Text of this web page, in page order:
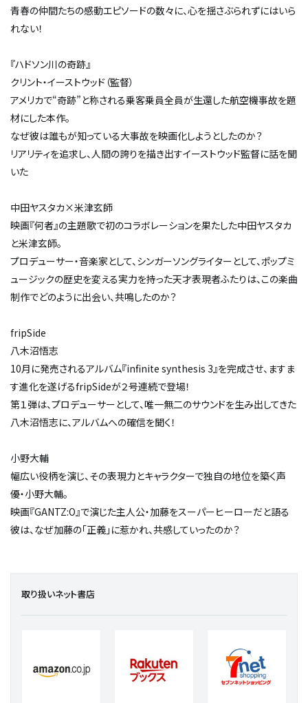
青春の仲間たちの感動エピソードの数々に、心を揺さぶられずにはいら
れない！
『ハドソン川の奇跡』
クリント・イーストウッド（監督）
アメリカで“奇跡”と称される乗客乗員全員が生還した航空機事故を題
材にした本作。
なぜ彼は誰もが知っている大事故を映画化しようとしたのか？
リアリティを追求し、人間の誇りを描き出すイーストウッド監督に話を聞
いた
中田ヤスタカ×米津玄師
映画『何者』の主題歌で初のコラボレーションを果たした中田ヤスタカ
と米津玄師。
プロデューサー・音楽家として、シンガーソングライターとして、ポップミ
ュージックの歴史を変える実力を持った天才表現者ふたりは、この楽曲
制作でどのように出会い、共鳴したのか？
fripSide
八木沼悟志
10月に発売されるアルバム『infinite synthesis 3』を完成させ、ますま
す進化を遂げるfripSideが２号連続で登場！
第１弾は、プロデューサーとして、唯一無二のサウンドを生み出してきた
八木沼悟志に、アルバムへの確信を聞く！
小野大輔
幅広い役柄を演じ、その表現力とキャラクターで独自の地位を築く声
優・小野大輔。
映画『GANTZ:O』で演じた主人公・加藤をスーパーヒーローだと語る
彼は、なぜ加藤の「正義」に惹かれ、共感していったのか？
取り扱いネット書店